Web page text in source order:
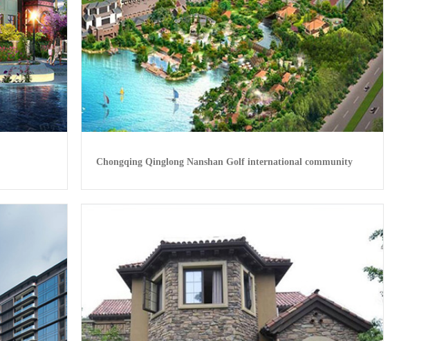
Chongqing Qinglong Nanshan Golf international community